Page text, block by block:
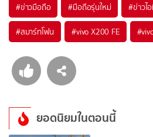
#ข่าวมือถือ #มือถือรุ่นใหม่ #ข่าวไ
#สมาร์ทโฟน #vivo X200 FE #
ยอดนิยมในตอนนี้